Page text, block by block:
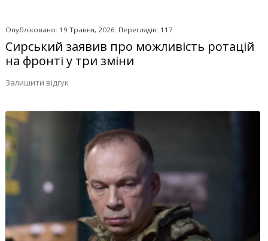
Опубліковано: 19 Травня, 2026. Переглядів: 117
Сирський заявив про можливість ротацій
на фронті у три зміни
Залишити відгук